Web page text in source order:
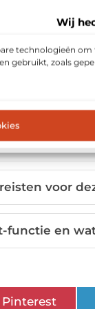
Wij
technologieën
gebruikt, zoals
nodig als
voor deze
voor
functie en
Pinterest